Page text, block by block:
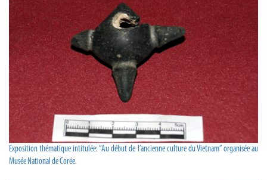
Exposition thématique intitulée: “Au début de l’ancienne culture du Vietnam” organisée au
Musée National de Corée.